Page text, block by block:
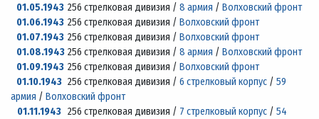
01.05.1943256 стрелковая дивизия /8 армия /Волховский фронт
01.06.1943256 стрелковая дивизия /Волховский фронт
01.07.1943256 стрелковая дивизия /Волховский фронт
01.08.1943256 стрелковая дивизия /8 армия /Волховский фронт
01.09.1943256 стрелковая дивизия /Волховский фронт
01.10.1943256 стрелковая дивизия /6 стрелковый корпус /59
армия / Волховский фронт
01.11.1943 256 стрелковая дивизия / 7 стрелковый корпус /54